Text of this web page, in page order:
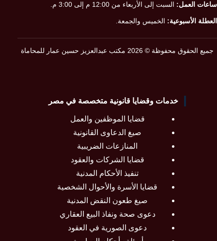
ساعات العمل: السبت إلى الأربعاء من 12:00 م إلى 3:00 م.
العطلة الأسبوعية: الخميس والجمعة.
جميع الحقوق محفوظة © 2026 مكتب عبدالعزيز حسين عمار للمحاماة
خدمات وقضايا قانونية متخصصة في مصر
قضايا الموظفين والعمل
صيغ الدعاوى القانونية
المنازعات الضريبية
قضايا الشركات والعقود
تنفيذ الأحكام المدنية
قضايا الأسرة والأحوال الشخصية
صيغ طعون النقض المدنية
دعوى صحة ونفاذ البيع العقاري
دعوى الصورية في العقود